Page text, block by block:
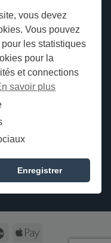
vous devez
Vous pouvez
les statistiques
pour la
et connections
savoir plus
Enregistrer